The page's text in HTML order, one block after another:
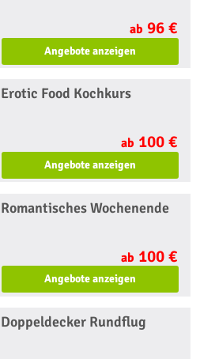
ab 96 €
Angebote anzeigen
Erotic Food Kochkurs
ab 100 €
Angebote anzeigen
Romantisches Wochenende
ab 100 €
Angebote anzeigen
Doppeldecker Rundflug